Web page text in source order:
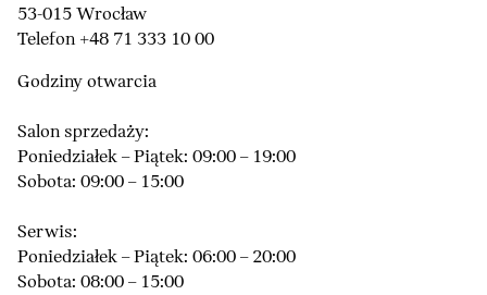
53-015 Wrocław
Telefon +48 71 333 10 00
Godziny otwarcia
Salon sprzedaży:
Poniedziałek – Piątek: 09:00 – 19:00
Sobota: 09:00 – 15:00
Serwis:
Poniedziałek – Piątek: 06:00 – 20:00
Sobota: 08:00 – 15:00